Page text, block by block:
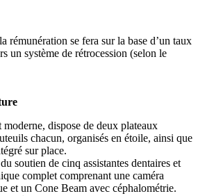
rémunération se fera sur la base d’un taux
un système de rétrocession (selon le
dispose de deux plateaux
chacun, organisés en étoile, ainsi que
sur place.
soutien de cinq assistantes dentaires et
complet comprenant une caméra
et un Cone Beam avec céphalométrie.